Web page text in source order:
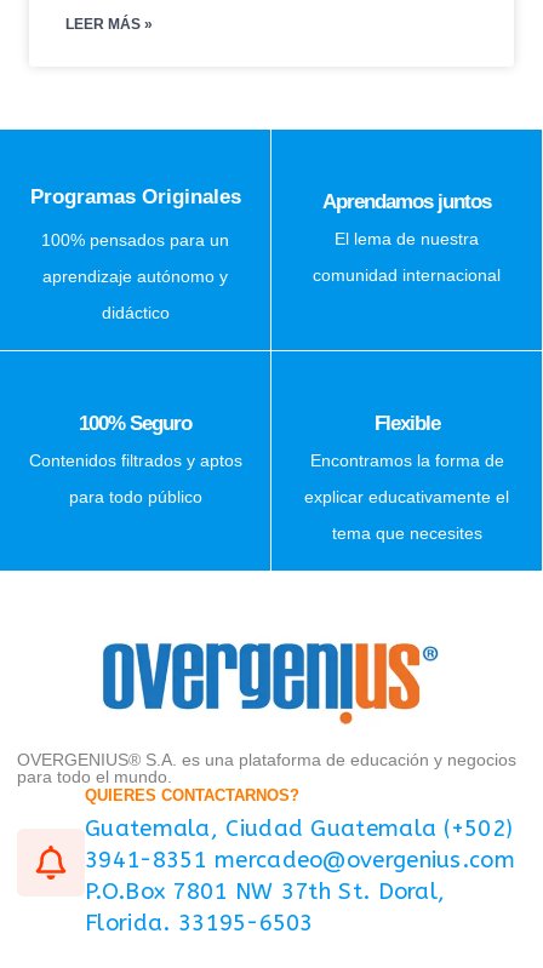
LEER MÁS »
Programas Originales
100% pensados para un
aprendizaje autónomo y
didáctico
Aprendamos juntos
El lema de nuestra
comunidad internacional
100% Seguro
Contenidos filtrados y aptos
para todo público
Flexible
Encontramos la forma de
explicar educativamente el
tema que necesites
OVERGENIUS® S.A. es una plataforma de educación y negocios
para todo el mundo.
QUIERES CONTACTARNOS?
Guatemala, Ciudad Guatemala (+502)
3941-8351 mercadeo@overgenius.com
P.O.Box 7801 NW 37th St. Doral,
Florida. 33195-6503